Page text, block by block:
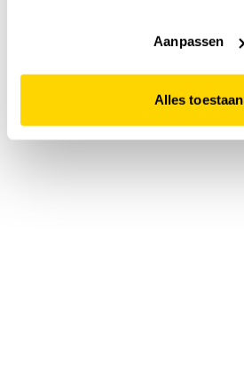
website niet optimaal functioneert.
Aanpassen
Alles toestaan